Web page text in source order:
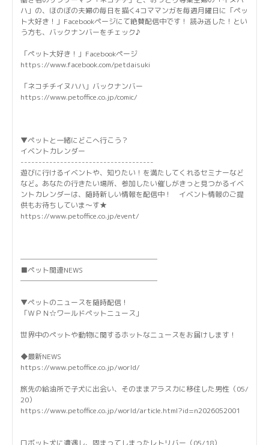
ハ」の、ほのぼの夫婦の毎日を描く4コママンガを毎週月曜日に「ペッ
ト大好き！」Facebookページにて絶賛配信中です！ 読み逃した！とい
う方も、バックナンバーをチェック♪
「ペット大好き！」Facebookページ
https://www.facebook.com/petdaisuki
「ネコチチイヌハハ」バックナンバー
https://www.petoffice.co.jp/comic/
▼ペットと一緒にどこへ行こう？
イベントカレンダー
-------------------------------------
遊びに行けるイベントや、知りたい！を満たしてくれるセミナーなど
など。あなたの行きたい場所、参加したい催しがきっと見つかるイベ
ントカレンダーは、随時新しい情報を配信中！ イベント情報のご提
供もお待ちしていま～す★
https://www.petoffice.co.jp/event/
───────────────────
■ペット関連NEWS
───────────────────
▼ペットのニュースを随時配信！
「ＷＰＮ☆ワールドペットニュース」
世界中のペットや動物に関するホットなニュースをお届けします！
◆最新NEWS
https://www.petoffice.co.jp/world/
旅先の給油所で子犬に出会い、そのままアラスカに移住した男性（05/
20）
https://www.petoffice.co.jp/world/article.html?id=n2026052001
ロボット犬に遭遇し、固まってしまったレトリバー（05/18）